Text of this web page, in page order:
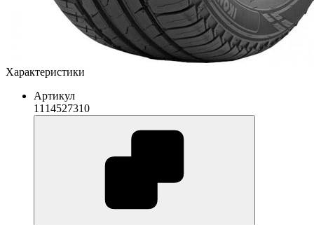
Характеристики
Артикул
1114527310